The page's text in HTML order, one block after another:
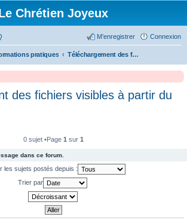
Chrétien Joyeux
Connexion
M’enregistrer
pratiques Téléchargement des fichiers visibles à partir du portail
des fichiers visibles à partir du
0 sujet •Page 1 sur 1
dans ce forum.
les sujets postés depuis :
Trier par